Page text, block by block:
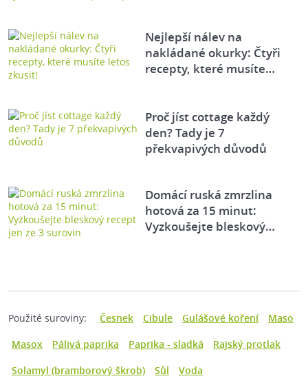
Nejlepší nálev na
nakládané okurky: Čtyři
recepty, které musíte…
Proč jíst cottage každý
den? Tady je 7
překvapivých důvodů
Domácí ruská zmrzlina
hotová za 15 minut:
Vyzkoušejte bleskový…
Použité suroviny: Česnek Cibule Gulášové koření
Maso
Masox
Pálivá paprika Paprika - sladká
Rajský protlak
Solamyl (bramborový škrob)
Sůl Voda